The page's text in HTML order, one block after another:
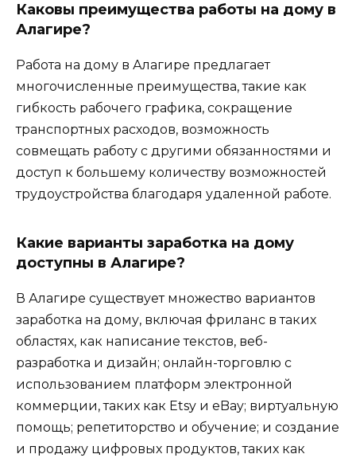
Каковы преимущества работы на дому в
Алагире?
Работа на дому в Алагире предлагает
многочисленные преимущества, такие как
гибкость рабочего графика, сокращение
транспортных расходов, возможность
совмещать работу с другими обязанностями и
доступ к большему количеству возможностей
трудоустройства благодаря удаленной работе.
Какие варианты заработка на дому
доступны в Алагире?
В Алагире существует множество вариантов
заработка на дому, включая фриланс в таких
областях, как написание текстов, веб-
разработка и дизайн; онлайн-торговлю с
использованием платформ электронной
коммерции, таких как Etsy и eBay; виртуальную
помощь; репетиторство и обучение; и создание
и продажу цифровых продуктов, таких как